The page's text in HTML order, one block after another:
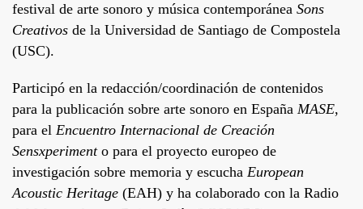
festival de arte sonoro y música contemporánea Sons
Creativos de la Universidad de Santiago de Compostela
(USC).
Participó en la redacción/coordinación de contenidos
para la publicación sobre arte sonoro en España MASE,
para el Encuentro Internacional de Creación
Sensxperimento para el proyecto europeo de
investigación sobre memoria y escucha European
Acoustic Heritage (EAH) y ha colaborado con la Radio